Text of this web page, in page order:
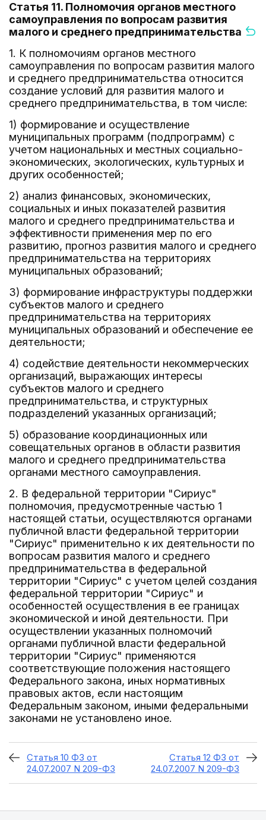
Статья 11. Полномочия органов местного
самоуправления по вопросам развития
малого и среднего предпринимательства
1. К полномочиям органов местного
самоуправления по вопросам развития малого
и среднего предпринимательства относится
создание условий для развития малого и
среднего предпринимательства, в том числе:
1) формирование и осуществление
муниципальных программ (подпрограмм) с
учетом национальных и местных социально-
экономических, экологических, культурных и
других особенностей;
2) анализ финансовых, экономических,
социальных и иных показателей развития
малого и среднего предпринимательства и
эффективности применения мер по его
развитию, прогноз развития малого и среднего
предпринимательства на территориях
муниципальных образований;
3) формирование инфраструктуры поддержки
субъектов малого и среднего
предпринимательства на территориях
муниципальных образований и обеспечение ее
деятельности;
4) содействие деятельности некоммерческих
организаций, выражающих интересы
субъектов малого и среднего
предпринимательства, и структурных
подразделений указанных организаций;
5) образование координационных или
совещательных органов в области развития
малого и среднего предпринимательства
органами местного самоуправления.
2. В федеральной территории "Сириус"
полномочия, предусмотренные частью 1
настоящей статьи, осуществляются органами
публичной власти федеральной территории
"Сириус" применительно к их деятельности по
вопросам развития малого и среднего
предпринимательства в федеральной
территории "Сириус" с учетом целей создания
федеральной территории "Сириус" и
особенностей осуществления в ее границах
экономической и иной деятельности. При
осуществлении указанных полномочий
органами публичной власти федеральной
территории "Сириус" применяются
соответствующие положения настоящего
Федерального закона, иных нормативных
правовых актов, если настоящим
Федеральным законом, иными федеральными
законами не установлено иное.
Статья 10 ФЗ от
24.07.2007 N 209-ФЗ
Статья 12 ФЗ от
24.07.2007 N 209-ФЗ